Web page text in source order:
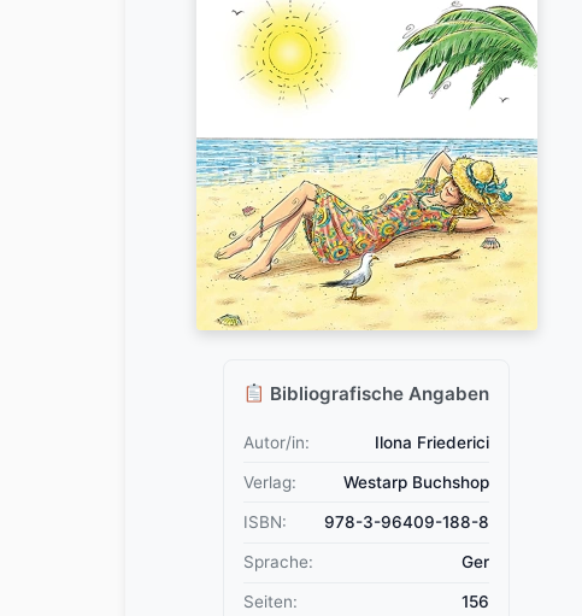
Bibliografische Angaben
Autor/in: Ilona Friederici
Verlag: Westarp Buchshop
ISBN: 978-3-96409-188-8
Sprache: Ger
Seiten: 156